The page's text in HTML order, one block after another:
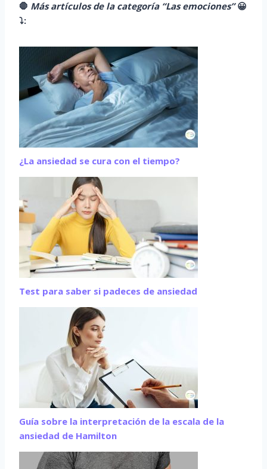
🛑 Más artículos de la categoría “Las emociones”😀
⤵️:
¿La ansiedad se cura con el tiempo?
Test para saber si padeces de ansiedad
Guía sobre la interpretación de la escala de la
ansiedad de Hamilton